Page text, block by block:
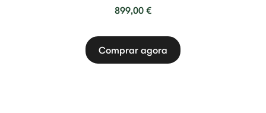
899,00 €
Comprar agora